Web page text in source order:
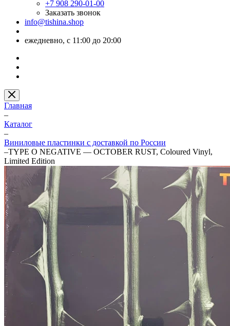
+7 908 290-01-00
Заказать звонок
info@tishina.shop
ежедневно, с 11:00 до 20:00
Главная
–
Каталог
–
Виниловые пластинки с доставкой по России
–TYPE O NEGATIVE — OCTOBER RUST, Coloured Vinyl,
Limited Edition